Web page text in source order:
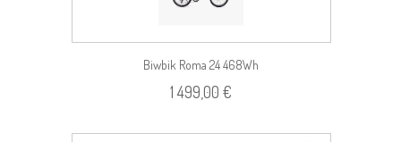
Biwbik Roma 24 468Wh
1 499,00 €